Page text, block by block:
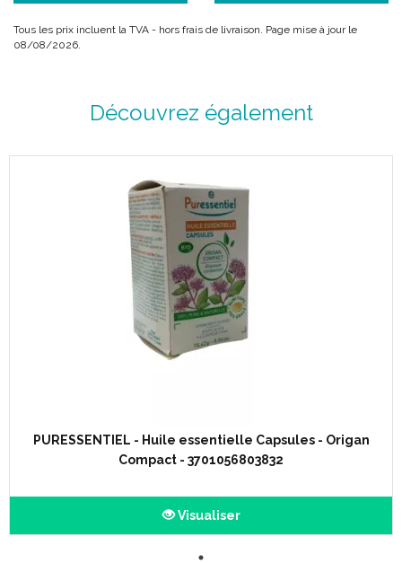
Tous les prix incluent la TVA - hors frais de livraison. Page mise à jour le
08/08/2026.
Découvrez également
PURESSENTIEL - Huile essentielle Capsules - Origan
Compact - 3701056803832
Visualiser